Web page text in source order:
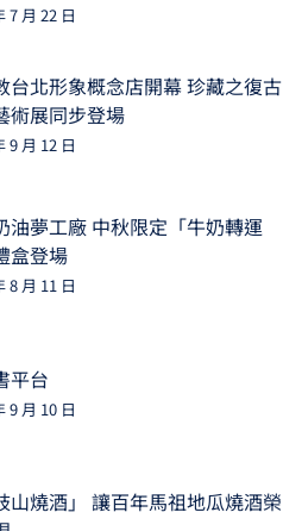
7 月 22 日
台北形象概念店開幕 珍藏之復古
術展同步登場
9 月 12 日
油夢工廠 中秋限定「牛奶轉運
盒登場
8 月 11 日
平台
9 月 10 日
山燒酒」 讓百年馬祖地瓜燒酒榮